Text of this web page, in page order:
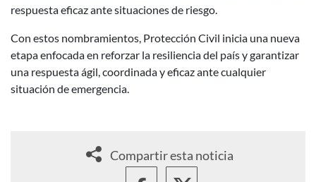
respuesta eficaz ante situaciones de riesgo.
Con estos nombramientos, Protección Civil inicia una nueva
etapa enfocada en reforzar la resiliencia del país y garantizar
una respuesta ágil, coordinada y eficaz ante cualquier
situación de emergencia.
Compartir esta noticia